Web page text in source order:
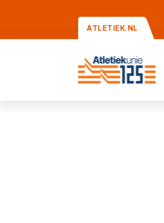
ATLETIEK.NL